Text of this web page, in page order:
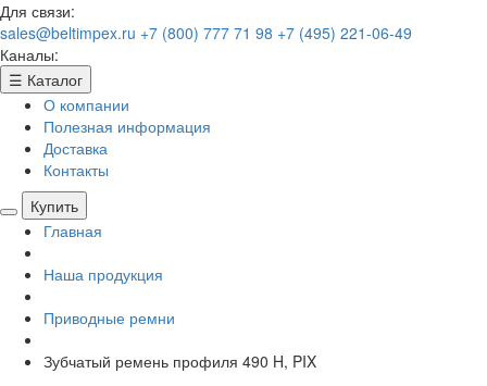
Для связи:
sales@beltimpex.ru +7 (800) 777 71 98 +7 (495) 221-06-49
Каналы:
☰ Каталог
О компании
Полезная информация
Доставка
Контакты
Купить
Главная
Наша продукция
Приводные ремни
Зубчатый ремень профиля 490 H, PIX